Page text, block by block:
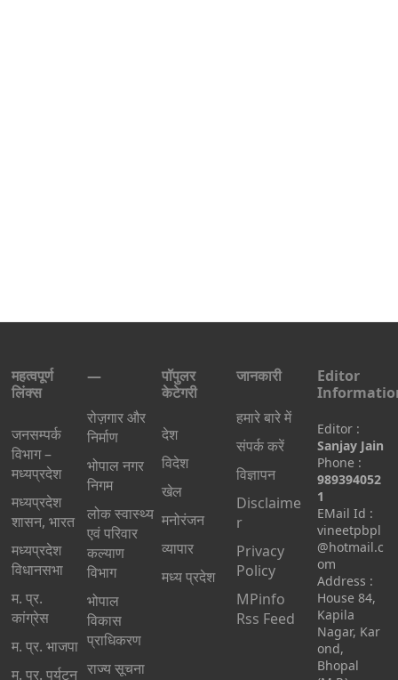
महत्वपूर्ण
लिंक्स
जनसम्पर्क
विभाग –
मध्यप्रदेश
मध्यप्रदेश
शासन, भारत
मध्‍यप्रदेश
विधानसभा
म. प्र.
कांग्रेस
म. प्र. भाजपा
म. प्र. पर्यटन
—
रोज़गार और
निर्माण
भोपाल नगर
निगम
लोक स्वास्थ्य
एवं परिवार
कल्याण
विभाग
भोपाल
विकास
प्राधिकरण
राज्य सूचना
पॉपुलर
केटेगरी
देश
विदेश
खेल
मनोरंजन
व्यापार
मध्य प्रदेश
जानकारी
हमारे बारे में
संपर्क करें
विज्ञापन
Disclaime
r
Privacy
Policy
MPinfo
Rss Feed
Editor
Editor :
Sanjay Jain
Phone :
989394052
1
EMail Id :
vineetpbpl
@hotmail.c
om
Address :
House 84,
Kapila
Nagar, Kar
ond,
Bhopal